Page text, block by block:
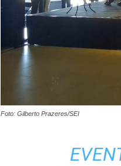
Foto: Gilberto Prazeres/SEI